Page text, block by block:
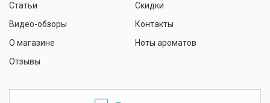
Статьи
Видео-обзоры
О магазине
Отзывы
Скидки
Контакты
Ноты ароматов